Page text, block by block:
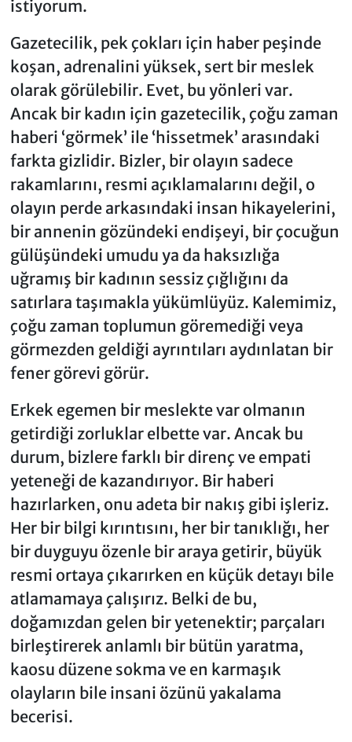
istiyorum.
Gazetecilik, pek çokları için haber peşinde
koşan, adrenalini yüksek, sert bir meslek
olarak görülebilir. Evet, bu yönleri var.
Ancak bir kadın için gazetecilik, çoğu zaman
haberi ‘görmek’ ile ‘hissetmek’ arasındaki
farkta gizlidir. Bizler, bir olayın sadece
rakamlarını, resmi açıklamalarını değil, o
olayın perde arkasındaki insan hikayelerini,
bir annenin gözündeki endişeyi, bir çocuğun
gülüşündeki umudu ya da haksızlığa
uğramış bir kadının sessiz çığlığını da
satırlara taşımakla yükümlüyüz. Kalemimiz,
çoğu zaman toplumun göremediği veya
görmezden geldiği ayrıntıları aydınlatan bir
fener görevi görür.
Erkek egemen bir meslekte var olmanın
getirdiği zorluklar elbette var. Ancak bu
durum, bizlere farklı bir direnç ve empati
yeteneği de kazandırıyor. Bir haberi
hazırlarken, onu adeta bir nakış gibi işleriz.
Her bir bilgi kırıntısını, her bir tanıklığı, her
bir duyguyu özenle bir araya getirir, büyük
resmi ortaya çıkarırken en küçük detayı bile
atlamamaya çalışırız. Belki de bu,
doğamızdan gelen bir yetenektir; parçaları
birleştirerek anlamlı bir bütün yaratma,
kaosu düzene sokma ve en karmaşık
olayların bile insani özünü yakalama
becerisi.